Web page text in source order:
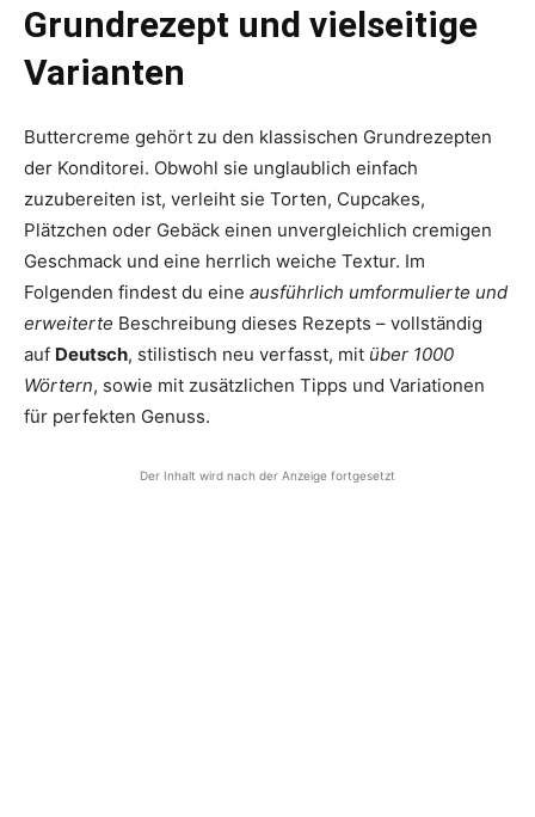
Grundrezept und vielseitige
Varianten
Buttercreme gehört zu den klassischen Grundrezepten
der Konditorei. Obwohl sie unglaublich einfach
zuzubereiten ist, verleiht sie Torten, Cupcakes,
Plätzchen oder Gebäck einen unvergleichlich cremigen
Geschmack und eine herrlich weiche Textur. Im
Folgenden findest du eine ausführlich umformulierte und
erweiterte Beschreibung dieses Rezepts – vollständig
auf Deutsch, stilistisch neu verfasst, mit über 1000
Wörtern, sowie mit zusätzlichen Tipps und Variationen
für perfekten Genuss.
Der Inhalt wird nach der Anzeige fortgesetzt